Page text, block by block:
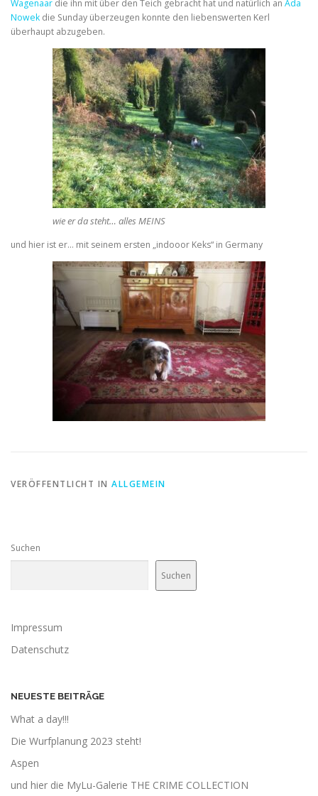
Wagenaar die ihn mit über den Teich gebracht hat und natürlich an Ada
Nowek die Sunday überzeugen konnte den liebenswerten Kerl
überhaupt abzugeben.
wie er da steht… alles MEINS
und hier ist er… mit seinem ersten „indooor Keks“ in Germany
VERÖFFENTLICHT IN ALLGEMEIN
Suchen
Suchen
Impressum
Datenschutz
NEUESTE BEITRÄGE
What a day!!!
Die Wurfplanung 2023 steht!
Aspen
und hier die MyLu-Galerie THE CRIME COLLECTION